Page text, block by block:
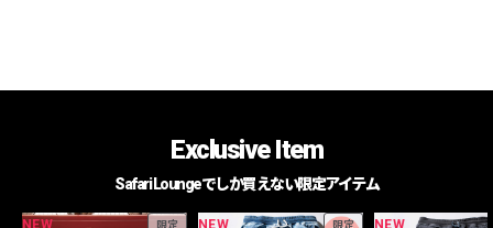
Exclusive Item
Safari Loungeでしか買えない限定アイテム
限定 限定